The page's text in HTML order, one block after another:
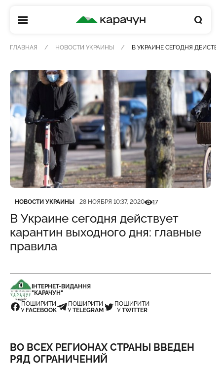
КАРАЧУН
ГЛАВНАЯ НОВОСТИ УКРАИНЫ В УКРАИНЕ СЕГОДНЯ
Категория
НОВОСТИ УКРАИНЫ
Дата публикации 28 НОЯБРЯ 10:37, 2020Кількість переглядів
17
В Украине сегодня действует
карантин выходного дня: главные
правила
ІНТЕРНЕТ-ВИДАННЯ
"КАРАЧУН"
ПОШИРИТИ
У FACEBOOK
ПОШИРИТИ
УTELEGRAM
ПОШИРИТИ
УTWITTER
ВО ВСЕХ РЕГИОНАХ СТРАНЫ ВВЕДЕН
РЯД ОГРАНИЧЕНИЙ